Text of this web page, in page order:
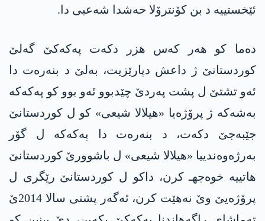
ئێخستییە د بن کۆنترۆلا حه‌شدا شه‌عبی دا.
دەما کو ھەر کەس ھزر دکەت پەکەکێ گەلێ
کوردستانێ ژ داعش دپارێزیت، بەلێ د بنەرەت دا
ئەو تشتێ ل پشت پەردێ چێدبوو ئەو بوو کو پەکەکە
بەشەکە ژ پرۆژه‌یا «ھیلالا شیعی» کو ل کوردستانێ
جێبەجێ دکەت، د بنەرەت دا پەکەکە ل گۆر
بەرژەوەندییا «ھیلالا شیعی» ل باشوورێ کوردستانێ
ھاتییە خوه‌جهـ کرن، داکو ل کوردستانێ رێگری ل
پرۆژه‌یێ وێ نەھێت کرن، ئەگەر پشتی سالا 2014ێ